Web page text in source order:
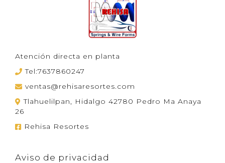
Atención directa en planta
Tel:7637860247
ventas@rehisaresortes.com
Tlahuelilpan, Hidalgo 42780 Pedro Ma Anaya
26
Rehisa Resortes
Aviso de privacidad